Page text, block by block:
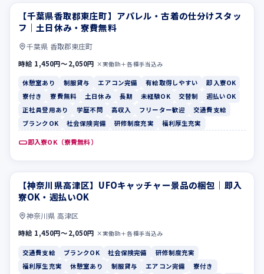
休憩室あり 制服貸与
【千葉県香取郡東庄町】アパレル・古着の仕分けスタッ
フ｜土日休み・寮費無料
千葉県 香取郡東庄町
時給 1,450円〜2,050円 ×実働8h＋各種手当込み
休憩室あり 制服貸与 エアコン完備 有給取得しやすい
即入寮OK
寮付き
寮費無料 土日休み 長期 未経験OK 交替制
週払いOK
正社員登用あり
学歴不問 高収入 フリーター歓迎
交通費支給
ブランクOK
社会保険完備 研修制度充実 福利厚生充実
即入寮OK（寮費無料）
交通費支給 ブランクOK
【神奈川県高津区】UFOキャッチャー景品の梱包｜即入
寮OK・週払いOK
神奈川県 高津区
時給 1,450円〜2,050円 ×実働8h＋各種手当込み
交通費支給 ブランクOK 社会保険完備
研修制度充実
福利厚生充実
休憩室あり 制服貸与 エアコン完備
寮付き